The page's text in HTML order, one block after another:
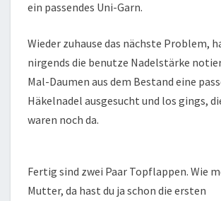
ein passendes Uni-Garn.
Wieder zuhause das nächste Problem,
nirgends die benutze Nadelstärke
Mal-Daumen aus dem Bestand eine
Häkelnadel ausgesucht und los gings,
waren noch da.
Fertig sind zwei Paar Topflappen. Wie
Mutter, da hast du ja schon die ersten